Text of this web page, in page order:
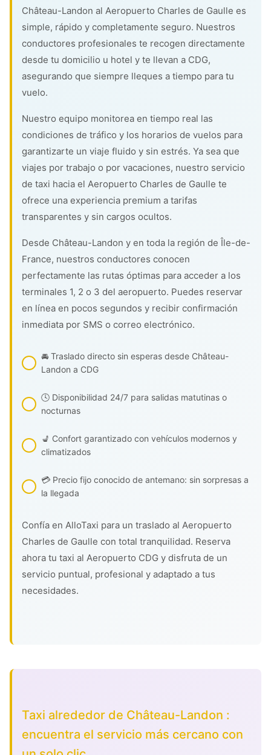
Château-Landon al Aeropuerto Charles de Gaulle es
simple, rápido y completamente seguro. Nuestros
conductores profesionales te recogen directamente
desde tu domicilio u hotel y te llevan a CDG,
asegurando que siempre lleques a tiempo para tu
vuelo.
Nuestro equipo monitorea en tiempo real las
condiciones de tráfico y los horarios de vuelos para
garantizarte un viaje fluido y sin estrés. Ya sea que
viajes por trabajo o por vacaciones, nuestro servicio
de taxi hacia el Aeropuerto Charles de Gaulle te
ofrece una experiencia premium a tarifas
transparentes y sin cargos ocultos.
Desde Château-Landon y en toda la región de Île-de-
France, nuestros conductores conocen
perfectamente las rutas óptimas para acceder a los
terminales 1, 2 o 3 del aeropuerto. Puedes reservar
en línea en pocos segundos y recibir confirmación
inmediata por SMS o correo electrónico.
🚘 Traslado directo sin esperas desde Château-
Landon a CDG
🕓 Disponibilidad 24/7 para salidas matutinas o
nocturnas
💺 Confort garantizado con vehículos modernos y
climatizados
💳 Precio fijo conocido de antemano: sin sorpresas a
la llegada
Confía en AlloTaxi para un traslado al Aeropuerto
Charles de Gaulle con total tranquilidad. Reserva
ahora tu taxi al Aeropuerto CDG y disfruta de un
servicio puntual, profesional y adaptado a tus
necesidades.
Taxi alrededor de Château-Landon :
encuentra el servicio más cercano con